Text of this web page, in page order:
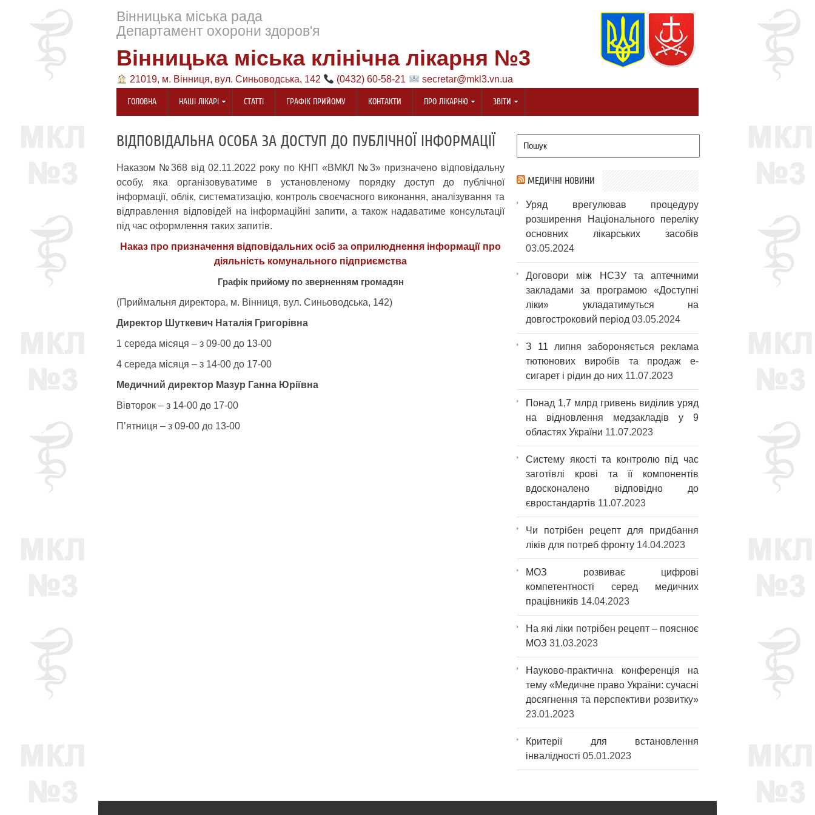
Вінницька міська рада
Департамент охорони здоров'я
Вінницька міська клінічна лікарня №3
21019, м. Вінниця, вул. Синьоводська, 142 (0432) 60-58-21 secretar@mkl3.vn.ua
ГОЛОВНА НАШІ ЛІКАРІ СТАТТІ ГРАФІК ПРИЙОМУ КОНТАКТИ ПРО ЛІКАРНЮ ЗВІТИ
ВІДПОВІДАЛЬНА ОСОБА ЗА ДОСТУП ДО ПУБЛІЧНОЇ ІНФОРМАЦІЇ
Наказом №368 від 02.11.2022 року по КНП «ВМКЛ №3» призначено відповідальну
особу, яка організовуватиме в установленому порядку доступ до публічної
інформації, облік, систематизацію, контроль своєчасного виконання, аналізування та
відправлення відповідей на інформаційні запити, а також надаватиме консультації
під час оформлення таких запитів.
Наказ про призначення відповідальних осіб за оприлюднення інформації про
діяльність комунального підприємства
Графік прийому по зверненням громадян
(Приймальня директора, м. Вінниця, вул. Синьоводська, 142)
Директор Шуткевич Наталія Григорівна
1 середа місяця – з 09-00 до 13-00
4 середа місяця – з 14-00 до 17-00
Медичний директор Мазур Ганна Юріївна
Вівторок – з 14-00 до 17-00
П’ятниця – з 09-00 до 13-00
МЕДИЧНІ НОВИНИ
Уряд врегулював процедуру
розширення Національного переліку
основних лікарських засобів
03.05.2024
Договори між НСЗУ та аптечними
закладами за програмою «Доступні
ліки» укладатимуться на
довгостроковий період 03.05.2024
З 11 липня забороняється реклама
тютюнових виробів та продаж е-
сигарет і рідин до них 11.07.2023
Понад 1,7 млрд гривень виділив уряд
на відновлення медзакладів у 9
областях України 11.07.2023
Систему якості та контролю під час
заготівлі крові та її компонентів
вдосконалено відповідно до
євростандартів 11.07.2023
Чи потрібен рецепт для придбання
ліків для потреб фронту 14.04.2023
МОЗ розвиває цифрові
компетентності серед медичних
працівників 14.04.2023
На які ліки потрібен рецепт – пояснює
МОЗ 31.03.2023
Науково-практична конференція на
тему «Медичне право України: сучасні
досягнення та перспективи розвитку»
23.01.2023
Критерії для встановлення
інвалідності 05.01.2023